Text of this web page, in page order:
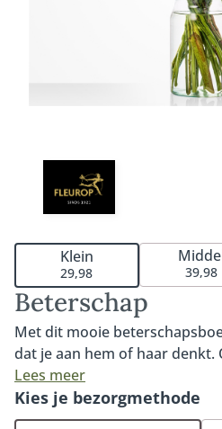
Beterschap
Met dit mooie
dat je aan hem of haar denkt.
een echte opkikker voor
gebruiken. Het boeket bevat
mooie gerbera en de
Lees meer
Klein
29,98 39,98
Kies je bezorgmethode